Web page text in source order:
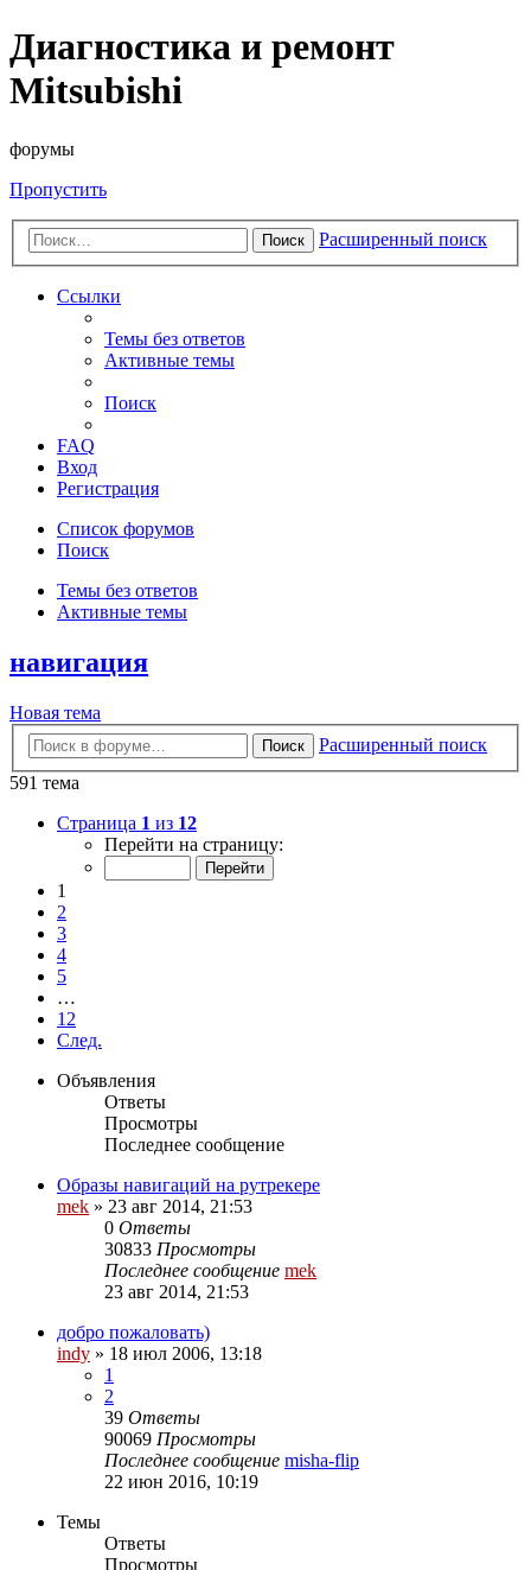
Диагностика и ремонт
Mitsubishi
форумы
Пропустить
Поиск Расширенный поиск
Ссылки
Темы без ответов
Активные темы
Поиск
FAQ
Вход
Регистрация
Список форумов
Поиск
Темы без ответов
Активные темы
навигация
Новая тема
Поиск
Расширенный поиск
591 тема
Страница 1 из 12
Перейти на страницу:
1
2
3
4
5
…
12
След.
Объявления
Ответы
Просмотры
Последнее сообщение
Образы навигаций на рутрекере
mek » 23 авг 2014, 21:53
0 Ответы
30833 Просмотры
Последнее сообщение mek
23 авг 2014, 21:53
добро пожаловать)
indy » 18 июл 2006, 13:18
1
2
39 Ответы
90069 Просмотры
Последнее сообщение misha-flip
22 июн 2016, 10:19
Темы
Ответы
Просмотры